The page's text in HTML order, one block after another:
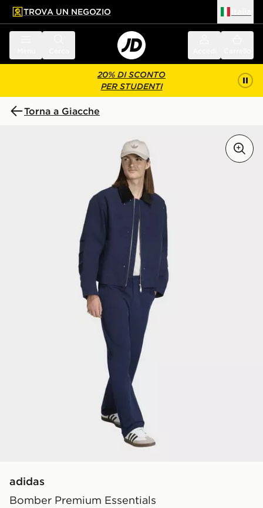
principale
a fondo pagina
TROVA UN NEGOZIO
20% DI SCONTO
PER STUDENTI
Torna a Giacche
adidas
Bomber Premium Essentials